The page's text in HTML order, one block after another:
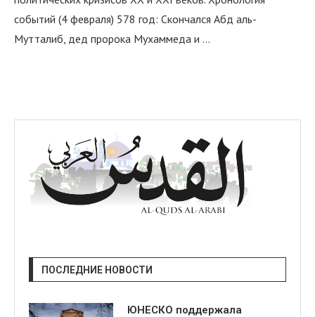
событий (4 февраля) 578 год: Скончался Абд аль-
Мутталиб, дед пророка Мухаммеда и …
ПОСЛЕДНИЕ НОВОСТИ
ЮНЕСКО поддержала